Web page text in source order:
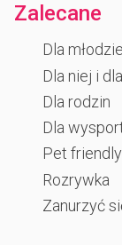
Zalecane
Dla
Dla niej i
Dla rodzin
Dla
Pet friendly
Rozrywka
Zanurzyć